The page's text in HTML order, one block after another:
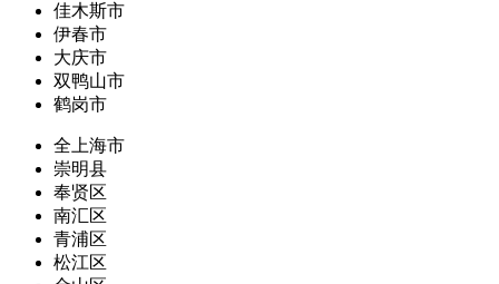
佳木斯市
伊春市
大庆市
双鸭山市
鹤岗市
全上海市
崇明县
奉贤区
南汇区
青浦区
松江区